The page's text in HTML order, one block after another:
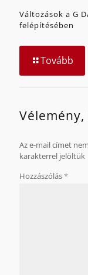
Változások a G
felépítésében
Tovább
Vélemény,
Az e-mail címet
karakterrel jelöltük
Hozzászólás*